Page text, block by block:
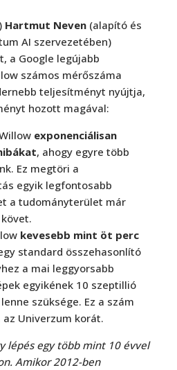
Hartmut Neven (alapító és
AI szervezetében)
a Google legújabb
számos mérőszáma
teljesítményt nyújtja,
hozott magával:
exponenciálisan
, ahogy egyre több
Ez megtöri a
egyik legfontosabb
a tudományterület már
kevesebb mint öt perc
standard összehasonlító
a mai leggyorsabb
egyikének 10 szeptillió
szüksége. Ez a szám
Univerzum korát.
lépés egy több mint 10 évvel
Amikor 2012-ben